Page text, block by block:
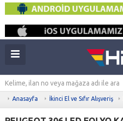
Anasayfa İkinci El ve Sıfır Alışveriş